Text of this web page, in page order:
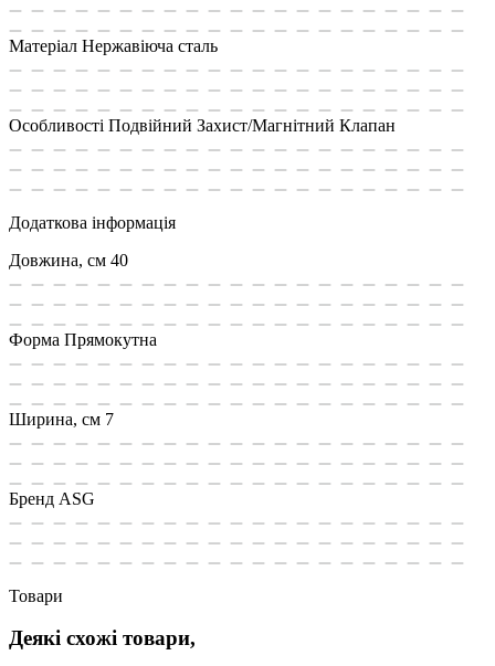
Матеріал Нержавiюча сталь
Особливості Подвійний Захист/Магнітний Клапан
Додаткова інформація
Довжина, см 40
Форма Прямокутна
Ширина, см 7
Бренд ASG
Товари
Деякі схожі товари,